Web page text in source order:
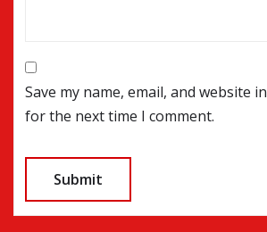
Save my name, email, and website
for the next time I comment.